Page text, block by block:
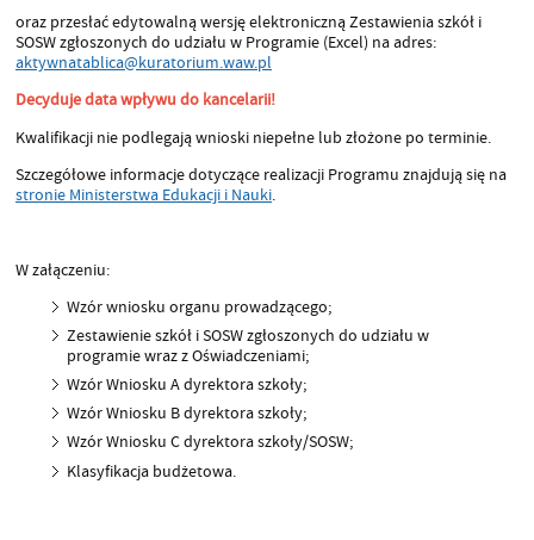
oraz przesłać edytowalną wersję elektroniczną Zestawienia szkół i
SOSW zgłoszonych do udziału w Programie (Excel) na adres:
aktywnatablica@kuratorium.waw.pl
Decyduje data wpływu do kancelarii!
Kwalifikacji nie podlegają wnioski niepełne lub złożone po terminie.
Szczegółowe informacje dotyczące realizacji Programu znajdują się na
stronie Ministerstwa Edukacji i Nauki.
W załączeniu:
Wzór wniosku organu prowadzącego;
Zestawienie szkół i SOSW zgłoszonych do udziału w
programie wraz z Oświadczeniami;
Wzór Wniosku A dyrektora szkoły;
Wzór Wniosku B dyrektora szkoły;
Wzór Wniosku C dyrektora szkoły/SOSW;
Klasyfikacja budżetowa.